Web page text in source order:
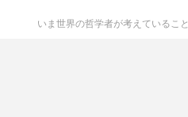
いま世界の哲学者が考えていること